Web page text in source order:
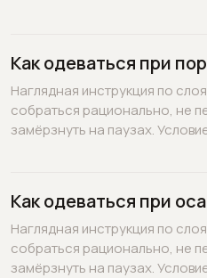
Как одеваться при
Наглядная инструкция по
собраться рационально, не
замёрзнуть на паузах.
Как одеваться при
Наглядная инструкция по
собраться рационально, не
замёрзнуть на паузах.